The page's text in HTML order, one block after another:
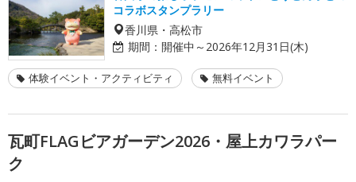
コラボスタンプラリー
香川県・高松市
期間： 開催中～2026年12月31日(木)
体験イベント・アクティビティ 無料イベント
瓦町FLAGビアガーデン2026・屋上カワラパー
ク